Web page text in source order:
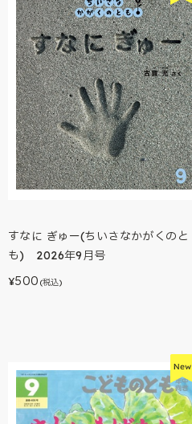
すなに ぎゅー(ちいさなかがくのと
も) 2026年9月号
¥500 (税込)